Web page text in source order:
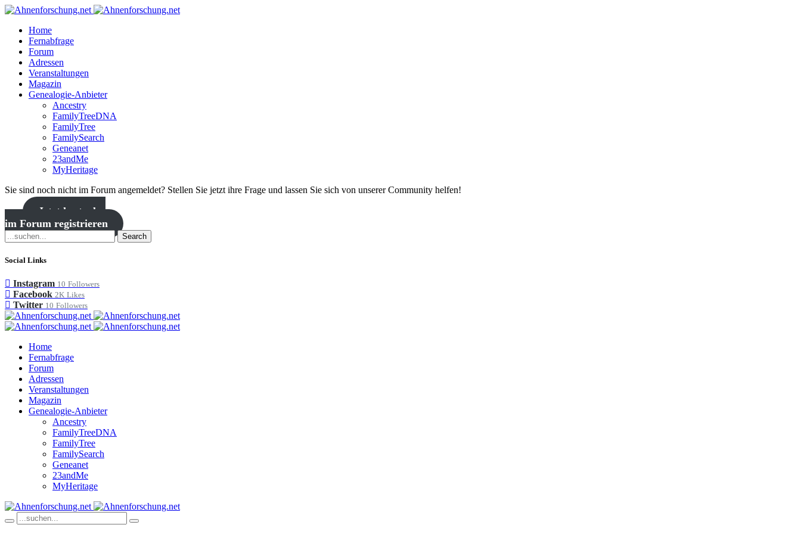
Home
Fernabfrage
Forum
Adressen
Veranstaltungen
Magazin
Genealogie-Anbieter
Ancestry
FamilyTreeDNA
FamilyTree
FamilySearch
Geneanet
23andMe
MyHeritage
Sie sind noch nicht im Forum angemeldet? Stellen Sie jetzt ihre Frage und lassen Sie sich von unserer Community helfen!
Jetzt kostenlos
im Forum registrieren
Search
Social Links
Instagram 10 Followers
Facebook 2K Likes
Twitter 10 Followers
Home
Fernabfrage
Forum
Adressen
Veranstaltungen
Magazin
Genealogie-Anbieter
Ancestry
FamilyTreeDNA
FamilyTree
FamilySearch
Geneanet
23andMe
MyHeritage